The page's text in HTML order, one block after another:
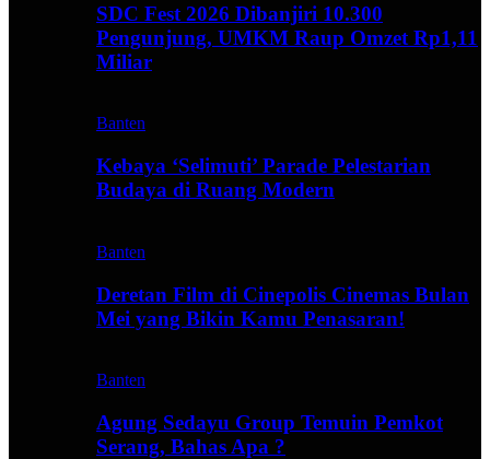
SDC Fest 2026 Dibanjiri 10.300
Pengunjung, UMKM Raup Omzet Rp1,11
Miliar
Banten
Kebaya ‘Selimuti’ Parade Pelestarian
Budaya di Ruang Modern
Banten
Deretan Film di Cinepolis Cinemas Bulan
Mei yang Bikin Kamu Penasaran!
Banten
Agung Sedayu Group Temuin Pemkot
Serang, Bahas Apa ?